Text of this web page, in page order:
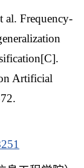
al. Frequency-
Artificial